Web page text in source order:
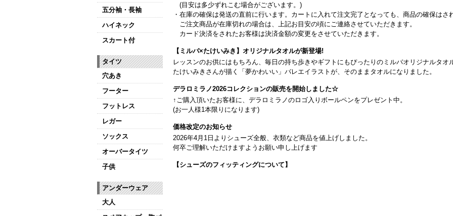
(目安は多少ずれこむ場合がございます。)
・在庫の確保は発送の直前に行います。カートに入れて注文完了となっても、商品の確保はさ
ご注文商品が在庫切れの場合は、上記お目安の頃にご連絡させていただきます。
カード決済をされたお客様は決済金額の変更をさせていただきます。
【ミルバ×たけいみき】オリジナルタオルが新登場!
レッスンのお供にはもちろん、毎日の持ち歩きやギフトにもぴったりのミルバオリジナルタオ
たけいみきさんが描く「夢かわいい」バレエイラストが、そのままタオルになりました。
デラロミラノ2026コレクションの販売を開始しました☆
↑ご購入頂いたお客様に、デラロミラノのロゴ入りボールペンをプレゼント中。
(お一人様1本限りになります)
価格改定のお知らせ
2026年4月1日よりシューズ全般、衣類など商品を値上げしました。
何卒ご理解いただけますようお願い申し上げます
【シューズのフィッティングについて】
五分袖・長袖
ハイネック
スカート付
タイツ
穴あき
フーター
フットレス
レガー
ソックス
オーバータイツ
子供
アンダーウェア
大人